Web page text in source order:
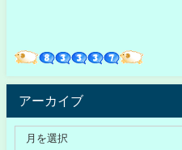
アーカイブ